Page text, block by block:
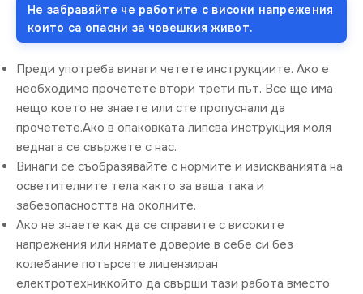
Не забравяйте че работите с високи напрежения
които са опасни за човешкия живот.
Преди употреба винаги четете инструкциите. Ако е
необходимо прочетете втори трети път. Все ще има
нещо което не знаете или сте пропуснали да
прочетете.Ако в опаковката липсва инструкция моля
веднага се свържете с нас.
Винаги се съобразявайте с нормите и изискванията на
осветителните тела както за ваша така и
забезопасността на околните.
Ако не знаете как да се справите с високите
напрежения или нямате доверие в себе си без
колебание потърсете лицензиран
електротехниккойто да свърши тази работа вместо